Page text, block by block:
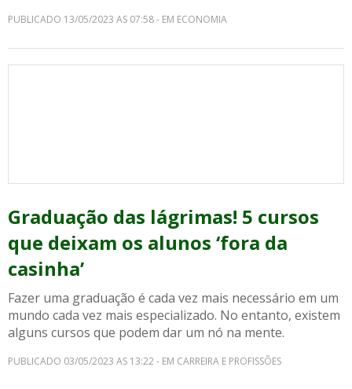
PUBLICADO 13/05/2023 AS 07:58 - EM ECONOMIA
Graduação das lágrimas! 5 cursos
que deixam os alunos ‘fora da
casinha’
Fazer uma graduação é cada vez mais necessário em um
mundo cada vez mais especializado. No entanto, existem
alguns cursos que podem dar um nó na mente.
PUBLICADO 03/05/2023 AS 13:22 - EM CARREIRA E PROFISSÕES